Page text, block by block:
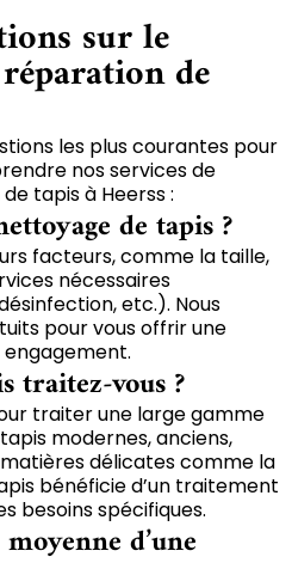
sur le
de
les plus courantes pour
nos services de
tapis à Heerss :
de tapis ?
facteurs, comme la taille,
nécessaires
etc.). Nous
pour vous offrir une
traitez-vous ?
traiter une large gamme
tapis modernes, anciens,
délicates comme la
bénéficie d’un traitement
besoins spécifiques.
d’une